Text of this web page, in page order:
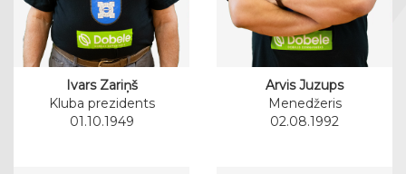
Ivars Zariņš
Kluba prezidents
01.10.1949
Arvis Juzups
Menedžeris
02.08.1992